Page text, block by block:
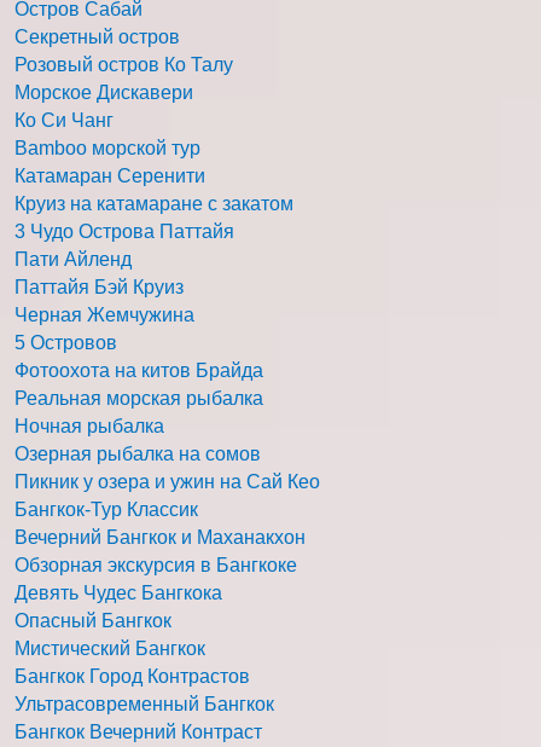
Остров Сабай
Секретный остров
Розовый остров Ко Талу
Морское Дискавери
Ко Си Чанг
Bamboo морской тур
Катамаран Серенити
Круиз на катамаране с закатом
3 Чудо Острова Паттайя
Пати Айленд
Паттайя Бэй Круиз
Черная Жемчужина
5 Островов
Фотоохота на китов Брайда
Реальная морская рыбалка
Ночная рыбалка
Озерная рыбалка на сомов
Пикник у озера и ужин на Сай Кео
Бангкок-Тур Классик
Вечерний Бангкок и Маханакхон
Обзорная экскурсия в Бангкоке
Девять Чудес Бангкока
Опасный Бангкок
Мистический Бангкок
Бангкок Город Контрастов
Ультрасовременный Бангкок
Бангкок Вечерний Контраст